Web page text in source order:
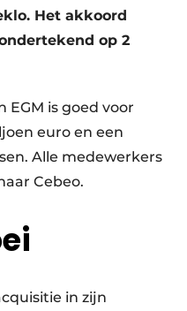
Het akkoord
op 2
is goed voor
euro en een
Alle medewerkers
Cebeo.
in zijn